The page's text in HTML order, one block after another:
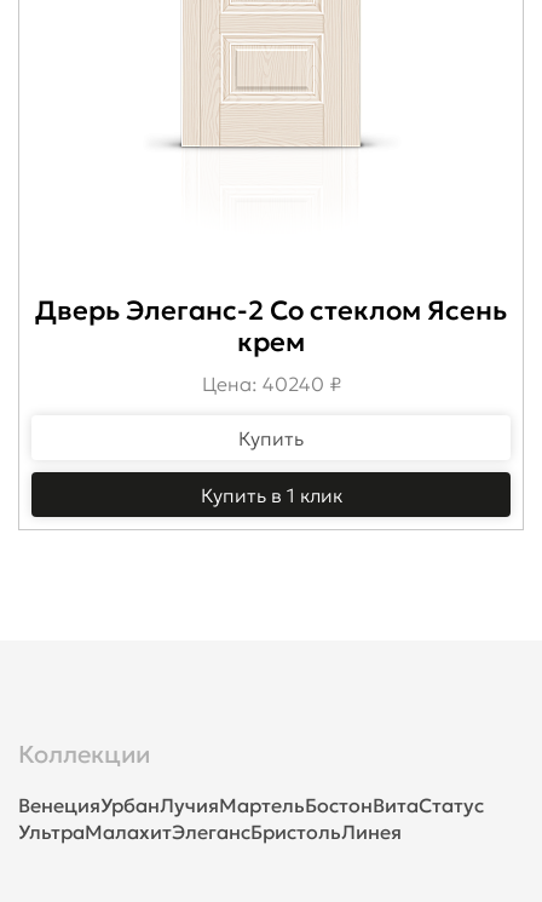
Дверь Элеганс-2 Со стеклом Ясень
крем
Цена: 40240 ₽
Купить
Купить в 1 клик
Коллекции
ВенецияУрбанЛучияМартельБостонВитаСтатус
УльтраМалахитЭлегансБристольЛинея